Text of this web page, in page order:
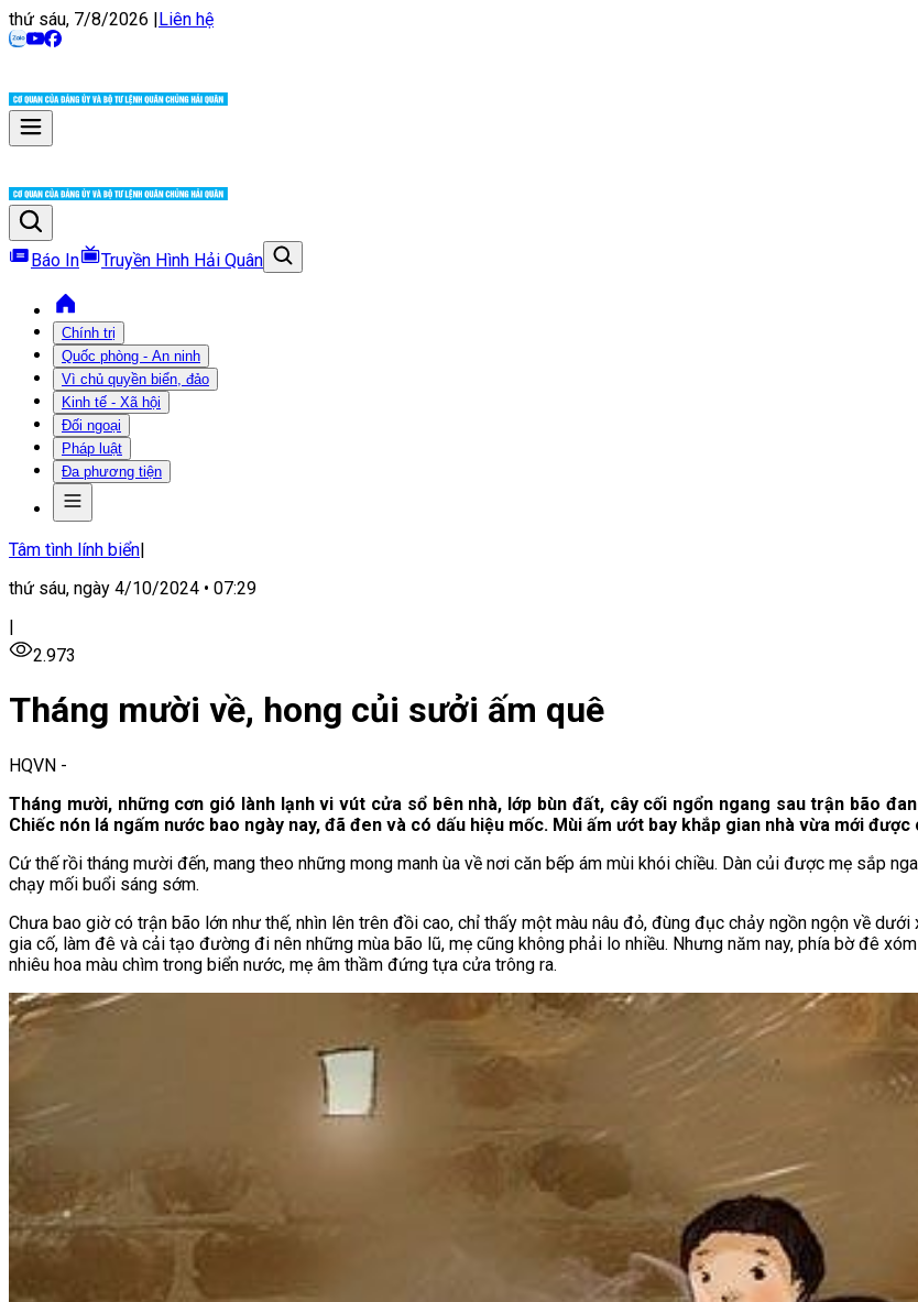
thứ sáu, 7/8/2026 |Liên hệ
Báo In Truyền Hình Hải Quân
Chính trị
Quốc phòng - An ninh
Vì chủ quyền biển, đảo
Kinh tế - Xã hội
Đối ngoại
Pháp luật
Đa phương tiện
Tâm tình lính biển|
thứ sáu, ngày 4/10/2024 • 07:29
|
2.973
Tháng mười về, hong củi sưởi ấm quê
HQVN -
Tháng mười, những cơn gió lành lạnh vi vút cửa sổ bên nhà, lớp bùn đất, cây cối ngổn ngang sau trận bão
Chiếc nón lá ngấm nước bao ngày nay, đã đen và có dấu hiệu mốc. Mùi ấm ướt bay khắp gian nhà vừa mới
Cứ thế rồi tháng mười đến, mang theo những mong manh ùa về nơi căn bếp ám mùi khói chiều. Dàn củi được mẹ sắp
chạy mối buổi sáng sớm.
Chưa bao giờ có trận bão lớn như thế, nhìn lên trên đồi cao, chỉ thấy một màu nâu đỏ, đùng đục chảy ngồn ngộn về
gia cố, làm đê và cải tạo đường đi nên những mùa bão lũ, mẹ cũng không phải lo nhiều. Nhưng năm nay, phía bờ đê
nhiêu hoa màu chìm trong biển nước, mẹ âm thầm đứng tựa cửa trông ra.